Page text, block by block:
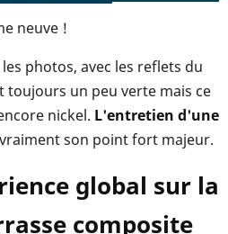
neuve !
photos, avec les reflets du
toujours un peu verte mais ce
nickel. L'entretien d'une
son point fort majeur.
global sur la
composite